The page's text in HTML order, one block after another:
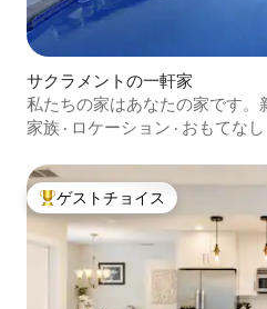
サクラメントの一軒家
私たちの家はあなたの家です。
ートプール付き
家族 · ロケーション · おもてなし
大好評のゲストチョイスです。
ゲストチョイス